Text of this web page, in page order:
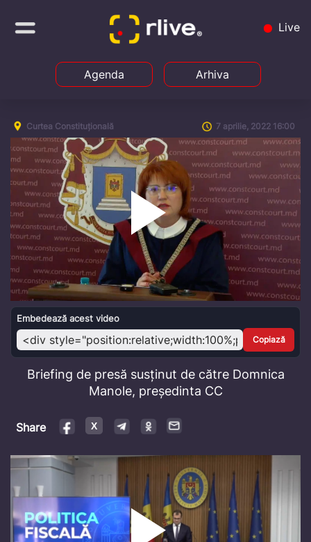
Live
Agenda Arhiva
Curtea Constituțională 7 aprilie, 2022 16:00
Play
Video
Embedează acest video
Copiază
Briefing de presă susținut de către Domnica
Manole, președinta CC
Share